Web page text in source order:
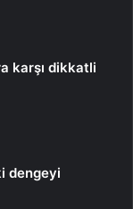
karşı dikkatli
dengeyi